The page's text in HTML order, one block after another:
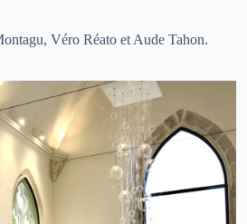
Véro Réato et Aude Tahon.